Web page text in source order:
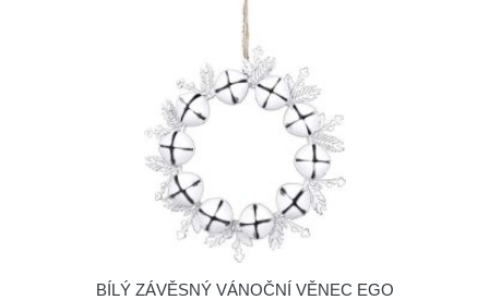
BÍLÝ ZÁVĚSNÝ VÁNOČNÍ VĚNEC EGO